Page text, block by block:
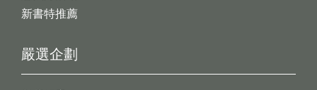
新書特推薦
嚴選企劃